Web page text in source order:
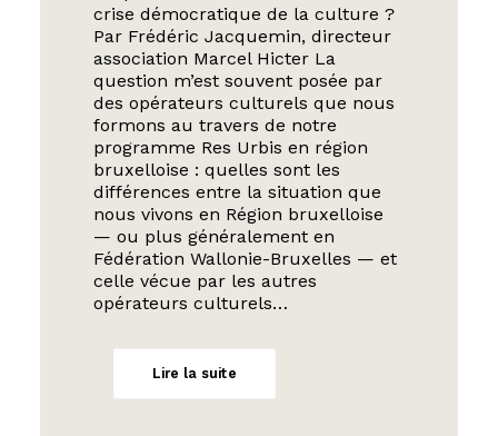
crise démocratique de la culture ?
Par Frédéric Jacquemin, directeur
association Marcel Hicter La
question m’est souvent posée par
des opérateurs culturels que nous
formons au travers de notre
programme Res Urbis en région
bruxelloise : quelles sont les
différences entre la situation que
nous vivons en Région bruxelloise
— ou plus généralement en
Fédération Wallonie-Bruxelles — et
celle vécue par les autres
opérateurs culturels…
Lire la suite